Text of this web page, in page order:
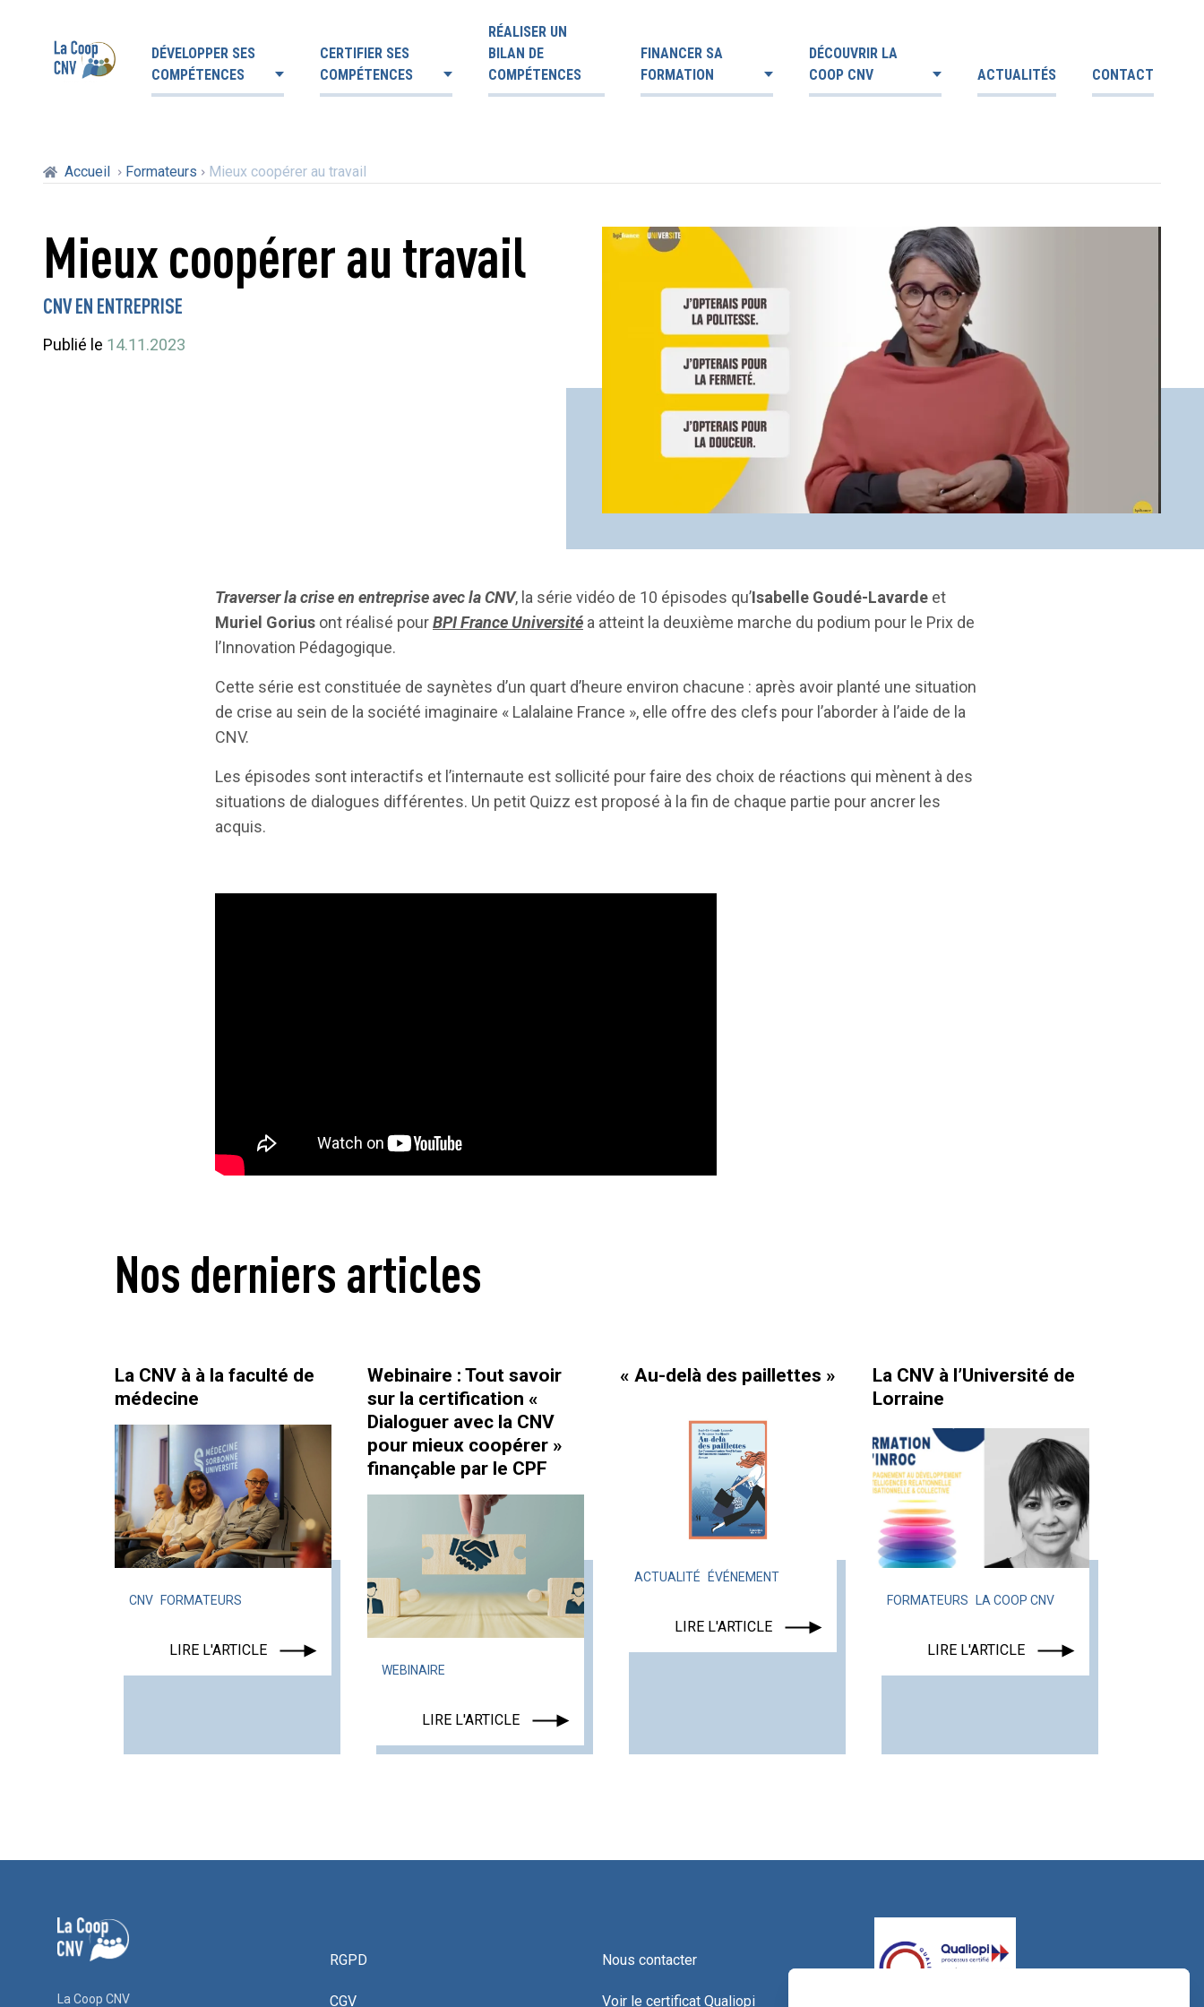
DÉVELOPPER SES
COMPÉTENCES
CERTIFIER SES
COMPÉTENCES
RÉALISER UN
BILAN DE
COMPÉTENCES
FINANCER SA
FORMATION
DÉCOUVRIR LA
COOP CNV
ACTUALITÉS CONTACT
Accueil Formateurs Mieux coopérer au travail
Mieux coopérer au travail
CNV EN ENTREPRISE
Publié le 14.11.2023
Traverser la crise en entreprise avec la CNV, la série vidéo de 10 épisodes qu’Isabelle Goudé-Lavarde et
Muriel Gorius ont réalisé pourBPI France Université a atteint la deuxième marche du podium pour le Prix de
l’Innovation Pédagogique.
Cette série est constituée de saynètes d’un quart d’heure environ chacune : après avoir planté une situation
de crise au sein de la société imaginaire « Lalalaine France », elle offre des clefs pour l’aborder à l’aide de la
CNV.
Les épisodes sont interactifs et l’internaute est sollicité pour faire des choix de réactions qui mènent à des
situations de dialogues différentes. Un petit Quizz est proposé à la fin de chaque partie pour ancrer les
acquis.
Nos derniers articles
La CNV à à la faculté de
médecine
CNV FORMATEURS
LIRE L'ARTICLE
Webinaire : Tout savoir
sur la certification «
Dialoguer avec la CNV
pour mieux coopérer »
finançable par le CPF
WEBINAIRE
LIRE L'ARTICLE
« Au-delà des paillettes »
ACTUALITÉ ÉVÉNEMENT
LIRE L'ARTICLE
La CNV à l’Université de
Lorraine
FORMATEURS LA COOP CNV
LIRE L'ARTICLE
La Coop CNV
RGPD
CGV
Nous contacter
Voir le certificat Qualiopi